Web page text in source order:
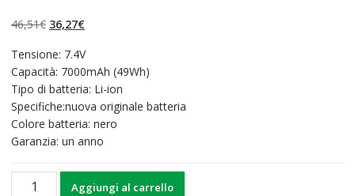
base di
recensioni
46,51€ Il
originale
era:
46,51€.
36,27€Il
attuale
è:
36,27€.
Tensione: 7.4V
Capacità: 7000mAh (49Wh)
Tipo di batteria: Li-ion
Specifiche:nuova originale batteria
Colore batteria: nero
Garanzia: un anno
Batteria
Aggiungi al carrello